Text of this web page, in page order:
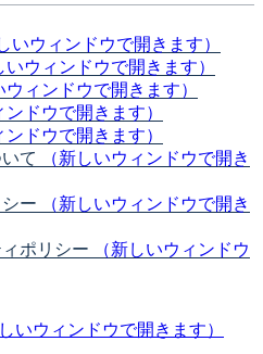
いウィンドウで開きます）
いウィンドウで開きます）
ウィンドウで開きます）
ンドウで開きます）
ンドウで開きます）
て
（新しいウィンドウで開き
ー
（新しいウィンドウで開き
ポリシー
（新しいウィンドウ
しいウィンドウで開きます）